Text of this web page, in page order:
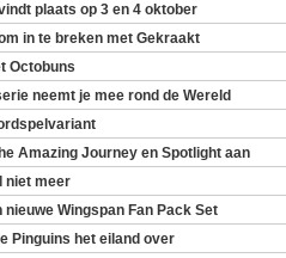
plaats op 3 en 4 oktober
in te breken met Gekraakt
Octobuns
neemt je mee rond de Wereld
Amazing Journey en Spotlight aan
niet meer
Wingspan Fan Pack Set
Pinguins het eiland over